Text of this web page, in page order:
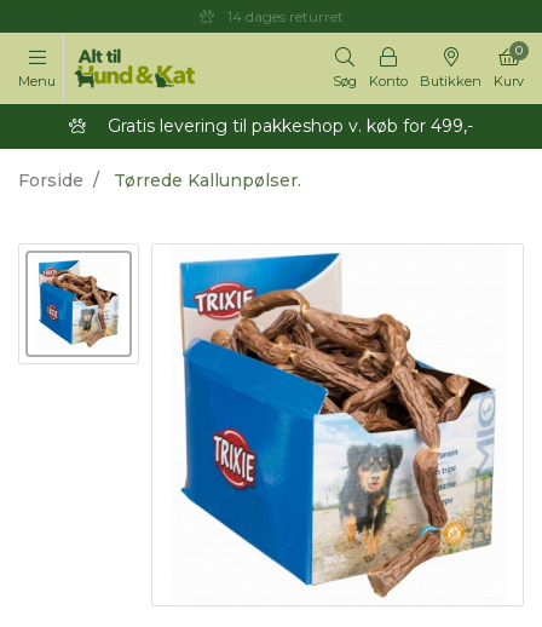
14 dages returret
Menu Søg Konto Butikken Kurv
0
Gratis levering til pakkeshop v. køb for 499,-
Forside Tørrede Kallunpølser.